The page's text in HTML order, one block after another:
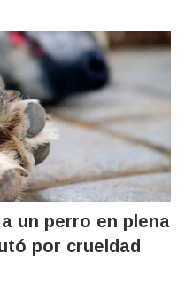
un perro en plena
por crueldad